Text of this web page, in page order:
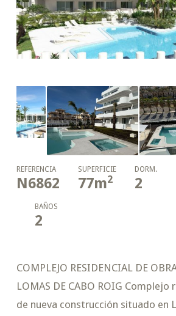
REFERENCIA
N6862
SUPERFICIE
77m2
DORM.
2
BAÑOS
2
COMPLEJO RESIDENCIAL DE
LOMAS DE CABO ROIG Complejo
de nueva construcción situado en